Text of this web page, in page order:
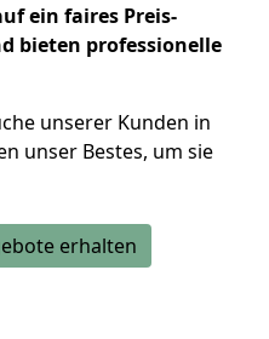
ein faires Preis-
bieten professionelle
unserer Kunden in
unser Bestes, um sie
erhalten